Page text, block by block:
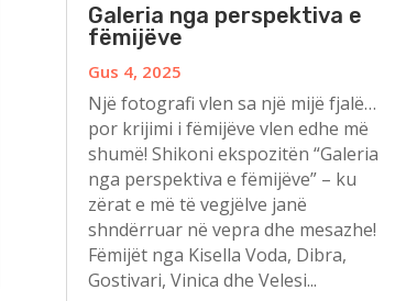
Galeria nga perspektiva e
fëmijëve
Gus 4, 2025
Një fotografi vlen sa një mijë fjalë…
por krijimi i fëmijëve vlen edhe më
shumë! Shikoni ekspozitën “Galeria
nga perspektiva e fëmijëve” – ku
zërat e më të vegjëlve janë
shndërruar në vepra dhe mesazhe!
Fëmijët nga Kisella Voda, Dibra,
Gostivari, Vinica dhe Velesi...